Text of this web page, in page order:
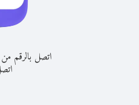
اتصل بالرقم